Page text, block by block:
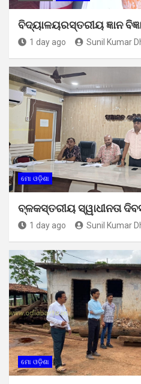
ବିଦ୍ୟାଳୟରସ୍ତରୀୟ ଜ୍ଞାନ
1 day ago Sunil Kumar
ମୋ ଓଡ଼ିଶା
ବ୍ଳକସ୍ତରୀୟ ସ୍ୱାଧୀନତା
1 day ago Sunil Kumar
ମୋ ଓଡ଼ିଶା